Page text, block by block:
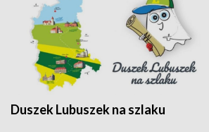
Duszek Lubuszek na szlaku